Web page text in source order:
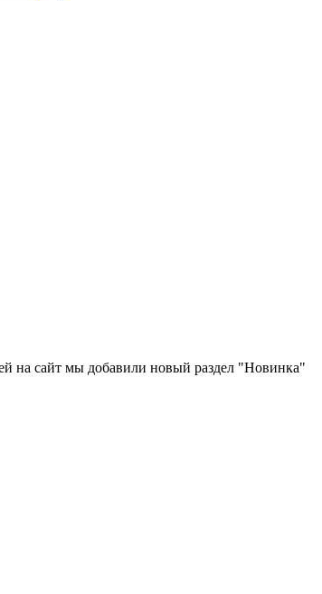
на сайт мы добавили новый раздел "Новинка"